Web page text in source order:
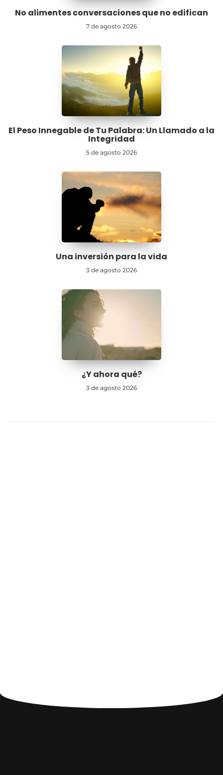
No alimentes conversaciones que no edifican
7 de agosto 2026
El Peso Innegable de Tu Palabra: Un Llamado a la
Integridad
5 de agosto 2026
Una inversión para la vida
3 de agosto 2026
¿Y ahora qué?
3 de agosto 2026